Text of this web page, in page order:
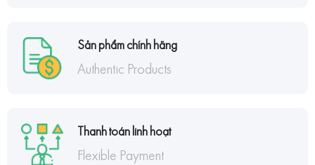
Sản phẩm chính hãng
Authentic Products
Thanh toán linh hoạt
Flexible Payment